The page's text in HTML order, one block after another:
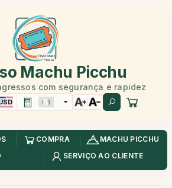
Machu Picchu
com segurança e rapidez
COMPRA
MACHU PICCHU
SERVIÇO AO CLIENTE